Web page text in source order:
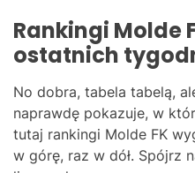
Rankingi Molde
ostatnich
No dobra, tabela tabelą,
naprawdę pokazuje, w
tutaj rankingi Molde FK
w górę, raz w dół. Spójrz